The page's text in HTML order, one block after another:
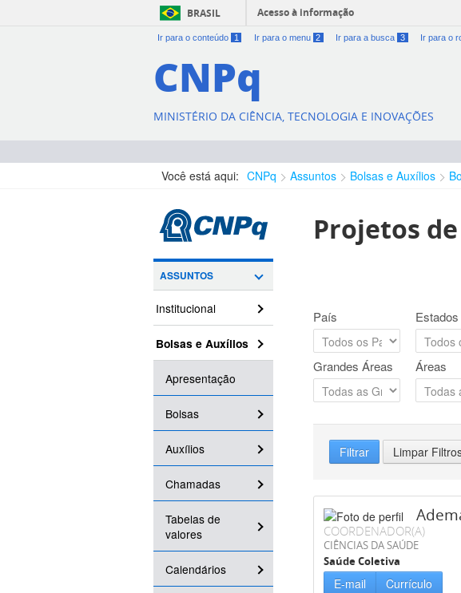
BRASIL Acesso à informação
Ir para o conteúdo 1 Ir para o menu 2 Ir para a busca 3 Ir para o
CNPq
MINISTÉRIO DA CIÊNCIA, TECNOLOGIA E INOVAÇÕES
Você está aqui: CNPq Assuntos Bolsas e Auxílios
ASSUNTOS
Institucional
Bolsas e Auxílios
Apresentação
Bolsas
Auxílios
Chamadas
Tabelas de
valores
Calendários
Projetos
País Estados
Grandes Áreas Áreas
Filtrar Limpar
COORDENADOR(A)
CIÊNCIAS DA SAÚDE
Saúde Coletiva
E-mail Currículo